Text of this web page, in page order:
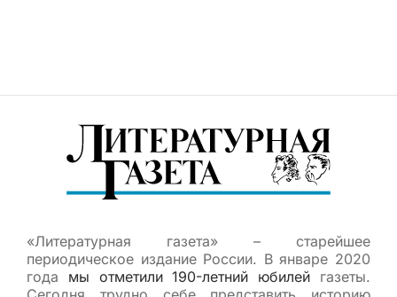
«Литературная газета» – старейшее
периодическое издание России. В январе 2020
года мы отметили 190-летний юбилей газеты.